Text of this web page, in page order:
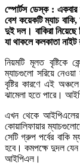
স্পোর্টস ডেস্ক :
বেশ কয়েকটি ম্যাচ
দুই দল। বাকিরা
যা থাকলে কলকাতা
নিয়মটি মূলত বৃষ্টিকে
ম্যাচগুলো সরিয়ে
বৃষ্টির কারণে এই
ঝামেলা হতে পারে।
এখন থেকে আইপিএলের
কোয়ালিফায়ার
সেটি গ্রুপ পর্বের বাকি
হবে। কমপক্ষে দুদল যেন
আইপিএল।